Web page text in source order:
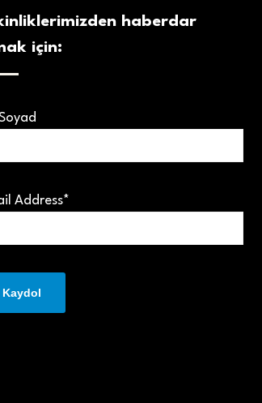
haberdar
için:
Address*